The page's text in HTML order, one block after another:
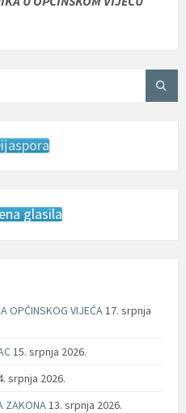
glasila
OPĆINSKOG VIJEĆA17. srpnja
15. srpnja 2026.
srpnja 2026.
ZAKONA13. srpnja 2026.